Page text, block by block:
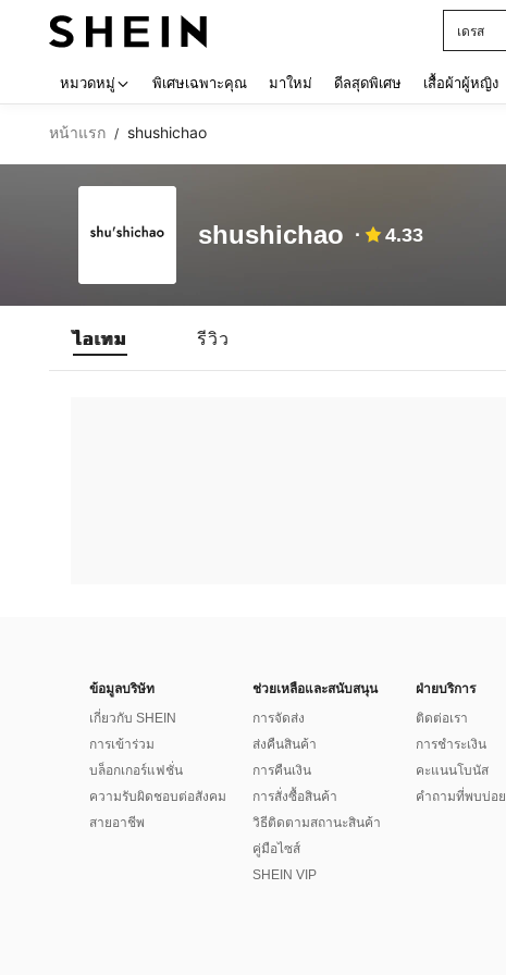
เดรส
หมวดหมู่ พิเศษเฉพาะคุณ มาใหม่ ดีลสุดพิเศษ เสื้อผ้าผู้หญิง
หน้าแรก / shushichao
shushichao 4.33
ไอเทม รีวิว
ข้อมูลบริษัท
เกี่ยวกับ SHEIN
การเข้าร่วม
บล็อกเกอร์แฟชั่น
ความรับผิดชอบต่อสังคม
สายอาชีพ
ช่วยเหลือและสนับสนุน
การจัดส่ง
ส่งคืนสินค้า
การคืนเงิน
การสั่งซื้อสินค้า
วิธีติดตามสถานะสินค้า
คู่มือไซส์
SHEIN VIP
ฝ่ายบริการ
ติดต่อเรา
การชำระเงิน
คะแนนโบนัส
คำถามที่พบบ่อย